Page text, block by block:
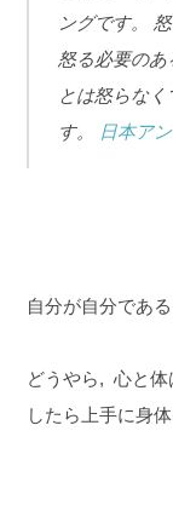
ングです。
怒る必要のあ
とは怒らな
す。 日本ア
自分が自分であ
どうやら, 心と体
したら上手に身